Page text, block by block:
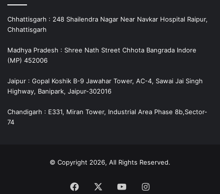
Chhattisgarh : 248 Shailendra Nagar Near Navkar Hospital Raipur,
Chhattisgarh
Madhya Pradesh : Shree Nath Street Chhota Bangrada Indore
(MP) 452006
Jaipur : Gopal Koshik B-9 Jawahar Tower, AC-4, Sawai Jai Singh
Highway, Banipark, Jaipur-302016
Chandigarh : E331, Miran Tower, Industrial Area Phase 8b,Sector-
74
© Copyright 2026, All Rights Reserved.
Facebook YouTubeInstagram